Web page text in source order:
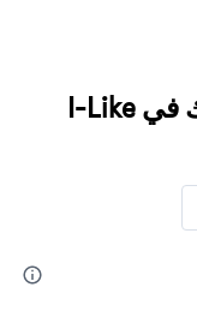
اعثر على نتائج أفضل لإقامتك في I-Like